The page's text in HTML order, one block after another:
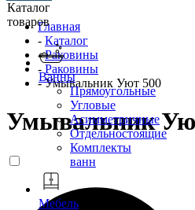
Каталог
товаров
Ванны
Прямоугольные
Угловые
Асимметричные
Отдельностоящие
Комплекты
ванн
Мебель
Главная
- Каталог
-Раковины
- Раковины
- Умывальник Уют 500
Умывальник